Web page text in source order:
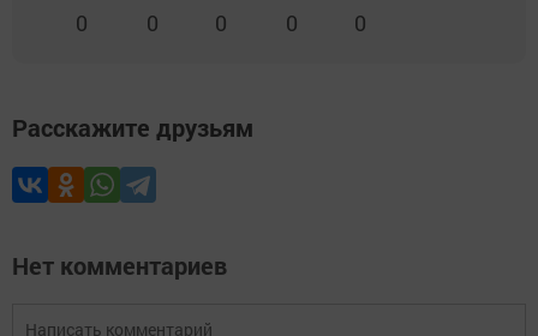
0 0 0 0 0
Расскажите друзьям
Нет комментариев